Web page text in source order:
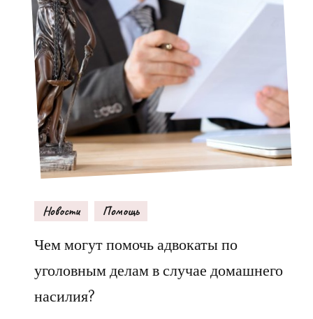
Новости Помощь
Чем могут помочь адвокаты по
уголовным делам в случае домашнего
насилия?